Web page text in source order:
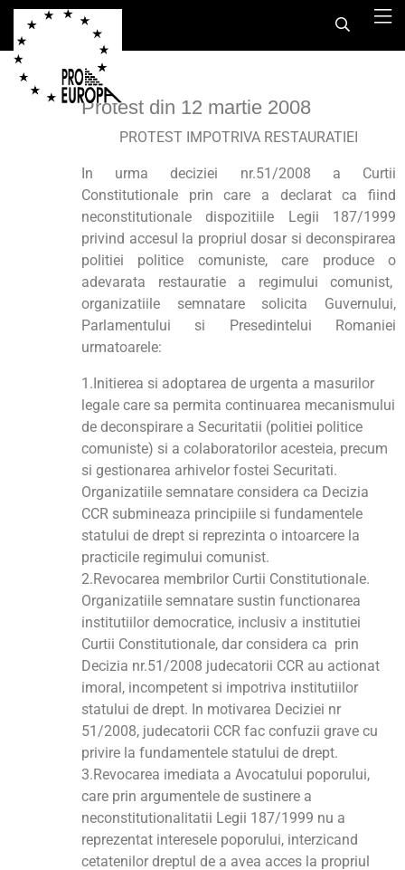
Protest din 12 martie 2008
PROTEST IMPOTRIVA RESTAURATIEI
In urma deciziei nr.51/2008 a Curtii
Constitutionale prin care a declarat ca fiind
neconstitutionale dispozitiile Legii 187/1999
privind accesul la propriul dosar si deconspirarea
politiei politice comuniste, care produce o
adevarata restauratie a regimului comunist,
organizatiile semnatare solicita Guvernului,
Parlamentului si Presedintelui Romaniei
urmatoarele:
1.Initierea si adoptarea de urgenta a masurilor
legale care sa permita continuarea mecanismului
de deconspirare a Securitatii (politiei politice
comuniste) si a colaboratorilor acesteia, precum
si gestionarea arhivelor fostei Securitati.
Organizatiile semnatare considera ca Decizia
CCR submineaza principiile si fundamentele
statului de drept si reprezinta o intoarcere la
practicile regimului comunist.
2.Revocarea membrilor Curtii Constitutionale.
Organizatiile semnatare sustin functionarea
institutiilor democratice, inclusiv a institutiei
Curtii Constitutionale, dar considera ca prin
Decizia nr.51/2008 judecatorii CCR au actionat
imoral, incompetent si impotriva institutiilor
statului de drept. In motivarea Deciziei nr
51/2008, judecatorii CCR fac confuzii grave cu
privire la fundamentele statului de drept.
3.Revocarea imediata a Avocatului poporului,
care prin argumentele de sustinere a
neconstitutionalitatii Legii 187/1999 nu a
reprezentat interesele poporului, interzicand
cetatenilor dreptul de a avea acces la propriul